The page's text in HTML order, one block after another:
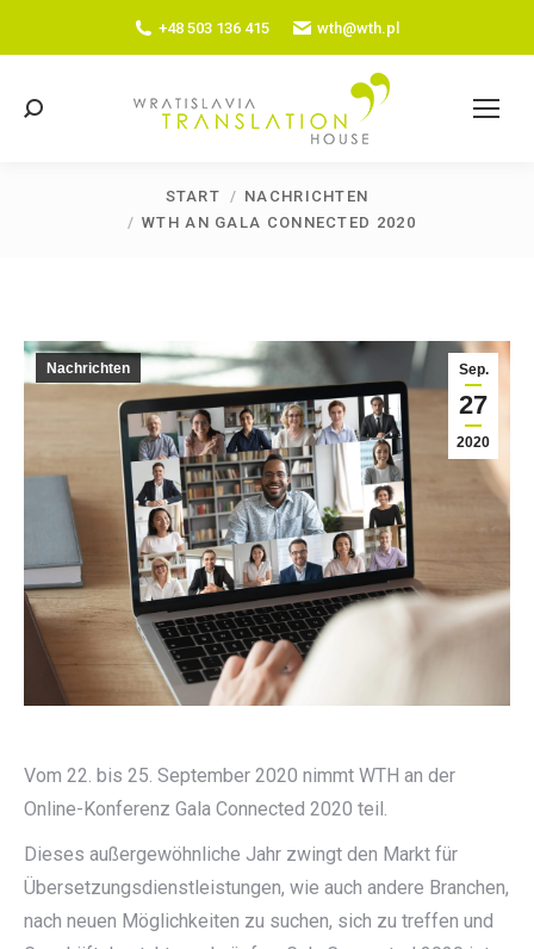
+48 503 136 415 wth@wth.pl
Search:
Sie befinden sich hier:
START
NACHRICHTEN
WTH AN GALA CONNECTED 2020
Sep.
27
2020
Nachrichten
Vom 22. bis 25. September 2020 nimmt WTH an der
Online-Konferenz Gala Connected 2020 teil.
Dieses außergewöhnliche Jahr zwingt den Markt für
Übersetzungsdienstleistungen, wie auch andere Branchen,
nach neuen Möglichkeiten zu suchen, sich zu treffen und